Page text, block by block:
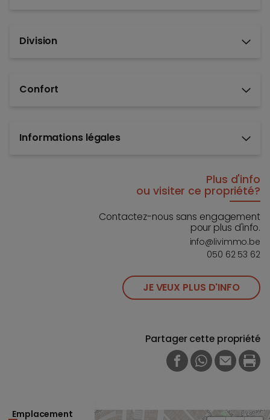
Division
Confort
Informations légales
Plus d'info
ou visiter ce propriété?
Contactez-nous sans engagement
pour plus d'info.
info@livimmo.be
050 62 53 62
JE VEUX PLUS D'INFO
Partager cette propriété
FACEBOOK
WHATSAPP
E-MAIL
Emplacement